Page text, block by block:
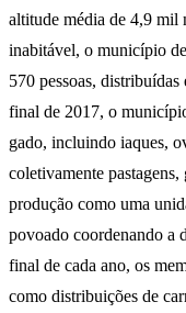
altitude média de 4,9 mil
inabitável, o município
570 pessoas,
final de 2017, o
gado, incluindo iaques,
coletivamente
produção como uma
povoado coordenando a
final de cada ano, os
como distribuições de